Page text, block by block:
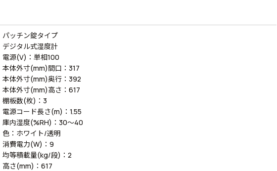
パッチン錠タイプ
デジタル式湿度計
電源(V)：単相100
本体外寸(mm)間口：317
本体外寸(mm)奥行：392
本体外寸(mm)高さ：617
棚板数(枚)：3
電源コード長さ(m)：1.55
庫内湿度(%RH)：30～40
色：ホワイト/透明
消費電力(W)：9
均等積載量(kg/段)：2
高さ(mm)：617